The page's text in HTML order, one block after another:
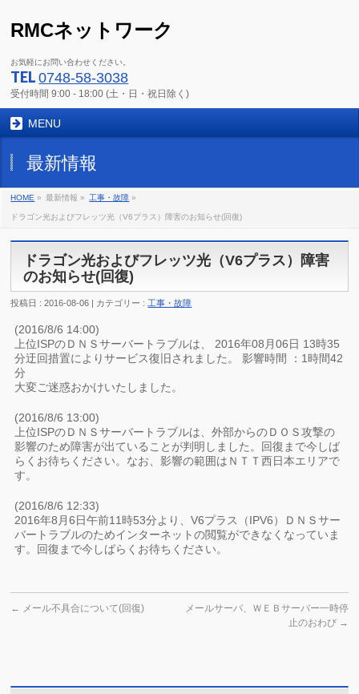
RMCネットワーク
お気軽にお問い合わせください。
TEL0748-58-3038
受付時間 9:00 - 18:00 (土・日・祝日除く)
MENU
最新情報
HOME » 最新情報 » 工事・故障 »
ドラゴン光およびフレッツ光（V6プラス）障害のお知らせ(回復)
ドラゴン光およびフレッツ光（V6プラス）障害
のお知らせ(回復)
投稿日 : 2016-08-06 | カテゴリー : 工事・故障
(2016/8/6 14:00)
上位ISPのＤＮＳサーバートラブルは、 2016年08月06日 13時35
分迂回措置によりサービス復旧されました。 影響時間 ：1時間42
分
大変ご迷惑おかけいたしました。
(2016/8/6 13:00)
上位ISPのＤＮＳサーバートラブルは、外部からのＤＯＳ攻撃の
影響のため障害が出ていることが判明しました。回復まで今しば
らくお待ちください。なお、影響の範囲はＮＴＴ西日本エリアで
す。
(2016/8/6 12:33)
2016年8月6日午前11時53分より、V6プラス（IPV6）ＤＮＳサー
バートラブルのためインターネットの閲覧ができなくなっていま
す。回復まで今しばらくお待ちください。
← メール不具合について(回復)
メールサーバ、ＷＥＢサーバー一時停
止のおわび →